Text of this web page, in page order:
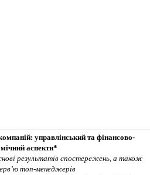
управлінський та фінансово-
аспекти*
результатів спостережень, а також
топ-менеджерів